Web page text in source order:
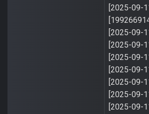
[2025-09-
[2025-09-
[2025-09-
[2025-09-
[2025-09-
[2025-09-
[2025-09-
[2025-09-